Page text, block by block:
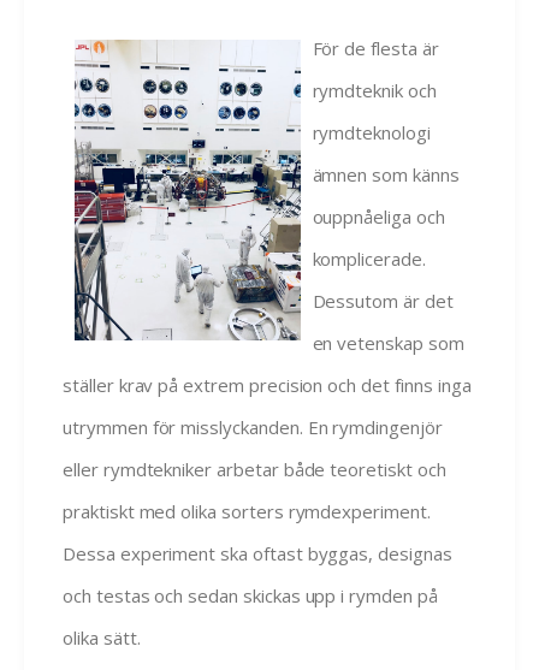
För de flesta är
rymdteknik och
rymdteknologi
ämnen som känns
ouppnåeliga och
komplicerade.
Dessutom är det
en vetenskap som
ställer krav på extrem precision och det finns inga
utrymmen för misslyckanden. En rymdingenjör
eller rymdtekniker arbetar både teoretiskt och
praktiskt med olika sorters rymdexperiment.
Dessa experiment ska oftast byggas, designas
och testas och sedan skickas upp i rymden på
olika sätt.